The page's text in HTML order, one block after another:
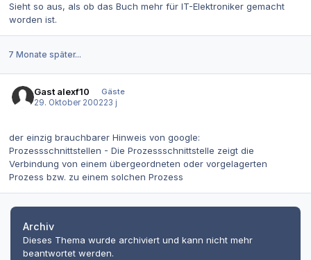
Sieht so aus, als ob das Buch mehr für IT-Elektroniker gemacht
worden ist.
7 Monate später...
Gast alexf10
Gäste
29. Oktober 200223 j
der einzig brauchbarer Hinweis von google:
Prozessschnittstellen - Die Prozessschnittstelle zeigt die
Verbindung von einem übergeordneten oder vorgelagerten
Prozess bzw. zu einem solchen Prozess
Archiv
Dieses Thema wurde archiviert und kann nicht mehr
beantwortet werden.